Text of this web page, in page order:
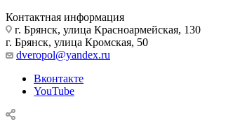
Контактная информация
г. Брянск, улица Красноармейская, 130
г. Брянск, улица Кромская, 50
dveropol@yandex.ru
Вконтакте
YouTube